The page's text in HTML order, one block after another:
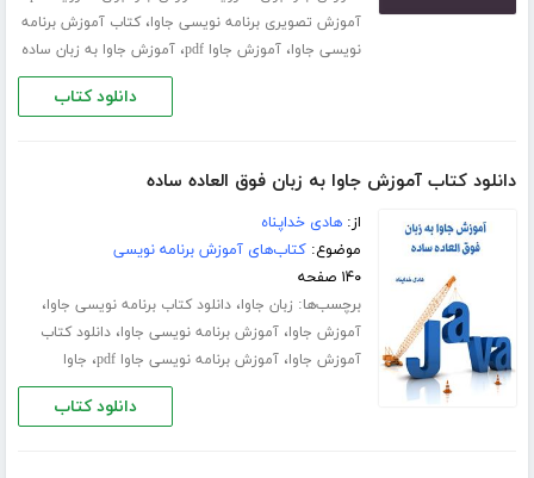
آموزش تصویری برنامه نویسی جاوا،کتاب آموزش برنامه
نویسی جاوا،آموزش جاوا pdf ،آموزش جاوا به زبان ساده
دانلود کتاب
دانلود کتاب آموزش جاوا به زبان فوق العاده ساده
از:هادی خداپناه
موضوع:کتاب‌های آموزش برنامه نویسی
۱۴۰ صفحه
برچسب‌ها: زبان جاوا،دانلود کتاب برنامه نویسی جاوا،
آموزش جاوا،آموزش برنامه نویسی جاوا،دانلود کتاب
آموزش جاوا،آموزش برنامه نویسی جاوا pdf ، جاوا
دانلود کتاب